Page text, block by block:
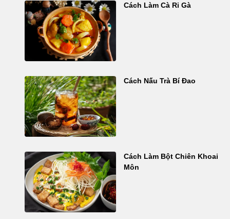
Cách Làm Cà Ri Gà
Cách Nấu Trà Bí Đao
Cách Làm Bột Chiên Khoai
Môn